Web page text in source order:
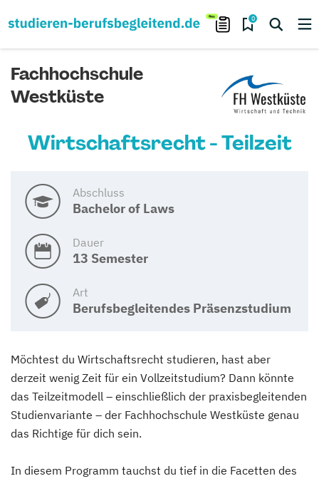
0
Fachhochschule
Westküste
Wirtschaftsrecht - Teilzeit
Abschluss
Bachelor of Laws
Dauer
13 Semester
Art
Berufsbegleitendes Präsenzstudium
Möchtest du Wirtschaftsrecht studieren, hast aber
derzeit wenig Zeit für ein Vollzeitstudium? Dann könnte
das Teilzeitmodell – einschließlich der praxisbegleitenden
Studienvariante – der Fachhochschule Westküste genau
das Richtige für dich sein.
In diesem Programm tauchst du tief in die Facetten des